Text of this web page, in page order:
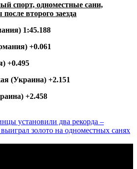
спорт, одноместные сани,
второго заезда
1:45.188
+0.061
+0.495
(Украина) +2.151
+2.458
установили два рекорда –
золото на одноместных санях